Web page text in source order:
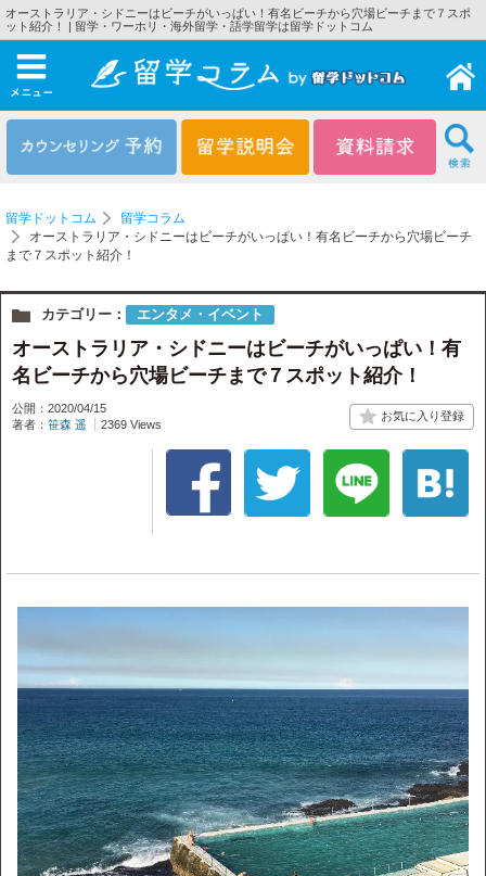
オーストラリア・シドニーはビーチがいっぱい！有名ビーチから穴場ビーチまで７スポ
ット紹介！ | 留学・ワーホリ・海外留学・語学留学は留学ドットコム
メニュー
留学ドットコム
留学コラム
オーストラリア・シドニーはビーチがいっぱい！有名ビーチから穴場ビーチ
まで７スポット紹介！
カテゴリー： エンタメ・イベント
オーストラリア・シドニーはビーチがいっぱい！有
名ビーチから穴場ビーチまで７スポット紹介！
公開：2020/04/15
著者： 笹森 遥 2369 Views